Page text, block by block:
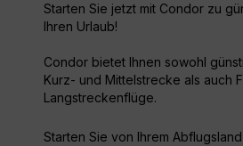
Starten Sie jetzt mit Condor zu
Ihren Urlaub!
Condor bietet Ihnen sowohl
Kurz- und Mittelstrecke als auch
Langstreckenflüge.
Starten Sie von Ihrem